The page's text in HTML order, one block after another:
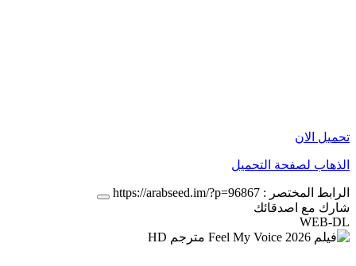
تحميل الان
الذهاب لصفحة التحميل
الرابط المختصر : https://arabseed.im/?p=96867
شارك مع اصدقائك
WEB-DL